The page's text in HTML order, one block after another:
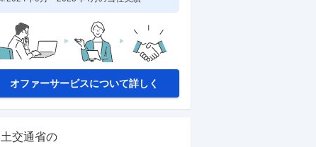
オファーサービスについて詳しく
交通省の